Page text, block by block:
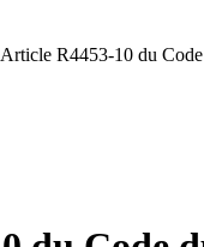
Article R4453-10 du